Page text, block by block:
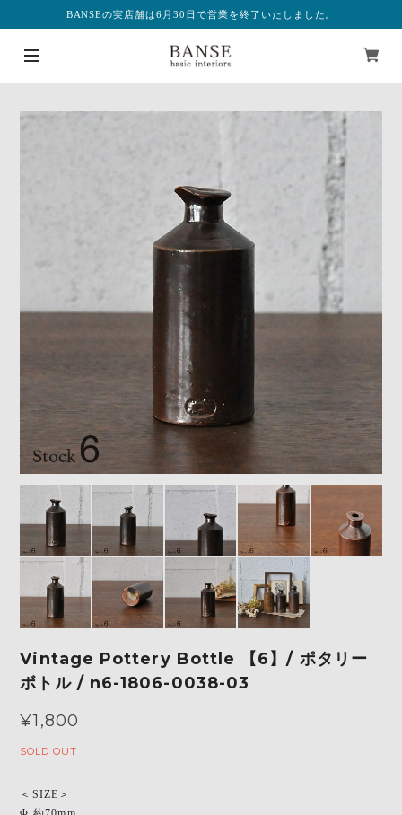
BANSEの実店舗は6月30日で営業を終了いたしました。
Vintage Pottery Bottle 【6】/ ポタリー
ボトル / n6-1806-0038-03
¥1,800
SOLD OUT
＜SIZE＞